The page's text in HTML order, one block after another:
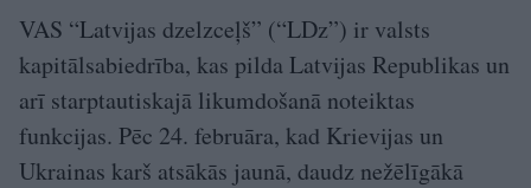
VAS “Latvijas dzelzceļš” (“LDz”) ir valsts
kapitālsabiedrība, kas pilda Latvijas Republikas un
arī starptautiskajā likumdošanā noteiktas
funkcijas. Pēc 24. februāra, kad Krievijas un
Ukrainas karš atsākās jaunā, daudz nežēlīgākā